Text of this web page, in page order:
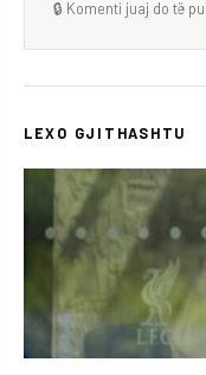
🔒 Komenti juaj do të
LEXO GJITHASHTU